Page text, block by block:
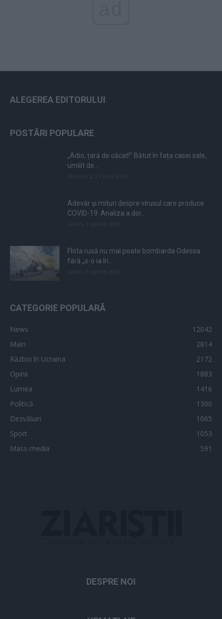
ALEGEREA EDITORULUI
POSTĂRI POPULARE
„Adio, țară de căcat!” Bătut în fața casei sale,
umilit de...
Adevăr și mituri despre virusul care produce
COVID-19. Analiza a doi...
Flota rusă nu mai poate bombarda Odessa
fără „s-o ia în...
CATEGORIE POPULARĂ
News
12042
Main
2814
Război în Ucraina
2172
Opinii
1883
Lumea
1416
Politică
1300
Dezvăluiri
1065
Sport
1053
Mass-media
591
DESPRE NOI